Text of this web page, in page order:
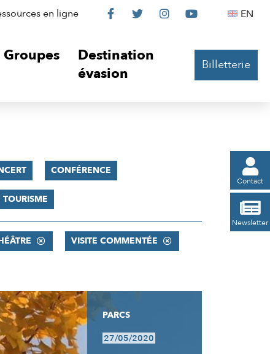
en ligne
Le
sur

Le

Le

Le
 EN
Groupes
Destination
évasion
Billetterie

Contact

Newsletter
CONFÉRENCE
TOURISME
VISITE COMMENTÉE
PARCS
27/05/2020